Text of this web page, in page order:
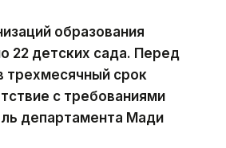
образования
22 детских сада. Перед
трехмесячный срок
с требованиями
департамента Мади